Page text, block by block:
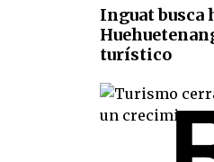
Inguat busca
turístico